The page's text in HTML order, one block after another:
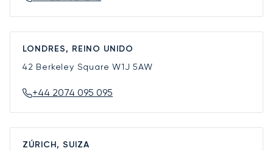
LONDRES, REINO UNIDO
42 Berkeley SquareW1J 5AW
+44 2074 095 095
ZÚRICH, SUIZA